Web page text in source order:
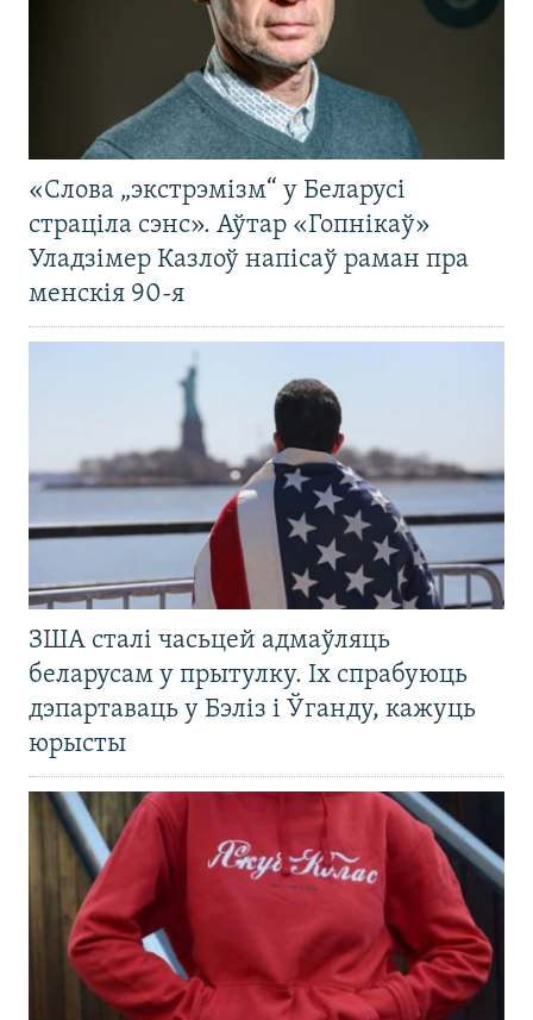
«Слова „экстрэмізм“ у Беларусі
страціла сэнс». Аўтар «Гопнікаў»
Уладзімер Казлоў напісаў раман пра
менскія 90-я
ЗША сталі часьцей адмаўляць
беларусам у прытулку. Іх спрабуюць
дэпартаваць у Бэліз і Ўганду, кажуць
юрысты